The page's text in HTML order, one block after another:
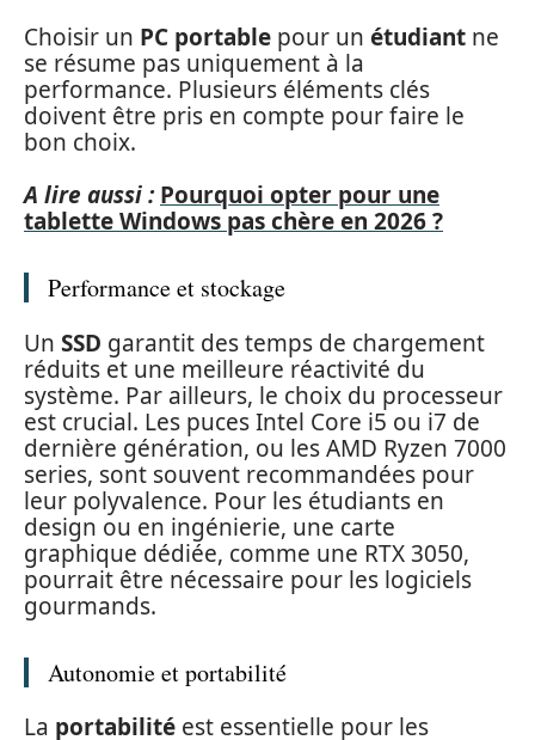
Choisir un PC portable pour un étudiant ne
se résume pas uniquement à la
performance. Plusieurs éléments clés
doivent être pris en compte pour faire le
bon choix.
A lire aussi : Pourquoi opter pour une
tablette Windows pas chère en 2026 ?
Performance et stockage
Un SSD garantit des temps de chargement
réduits et une meilleure réactivité du
système. Par ailleurs, le choix du processeur
est crucial. Les puces Intel Core i5 ou i7 de
dernière génération, ou les AMD Ryzen 7000
series, sont souvent recommandées pour
leur polyvalence. Pour les étudiants en
design ou en ingénierie, une carte
graphique dédiée, comme une RTX 3050,
pourrait être nécessaire pour les logiciels
gourmands.
Autonomie et portabilité
La portabilité est essentielle pour les